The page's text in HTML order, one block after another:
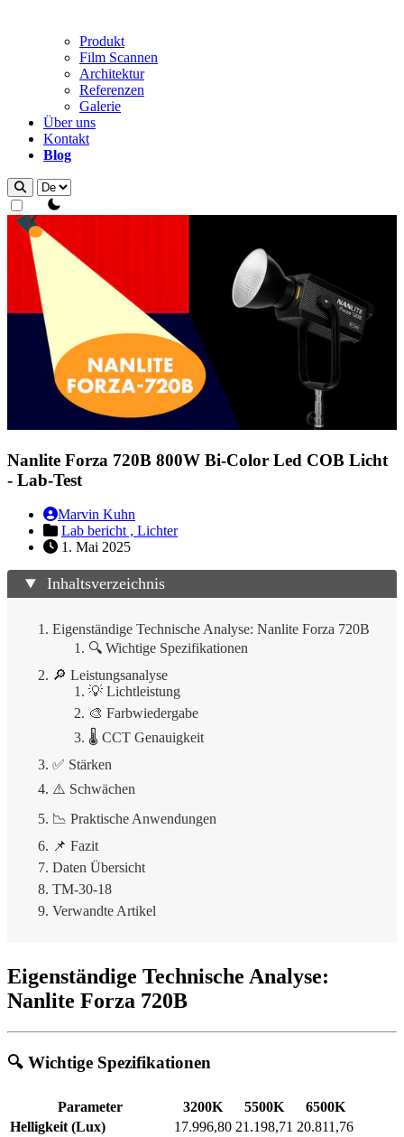
Produkt
Film Scannen
Architektur
Referenzen
Galerie
Über uns
Kontakt
Blog
theme switcher
Nanlite Forza 720B 800W Bi-Color Led COB Licht
- Lab-Test
Marvin Kuhn
Lab bericht , Lichter
1. Mai 2025
Inhaltsverzeichnis
Eigenständige Technische Analyse: Nanlite Forza 720B
🔍 Wichtige Spezifikationen
🔎 Leistungsanalyse
💡 Lichtleistung
🎨 Farbwiedergabe
🌡️ CCT Genauigkeit
✅ Stärken
⚠️ Schwächen
📉 Praktische Anwendungen
📌 Fazit
Daten Übersicht
TM-30-18
Verwandte Artikel
Eigenständige Technische Analyse:
Nanlite Forza 720B
🔍 Wichtige Spezifikationen
Parameter 3200K 5500K
6500K
Helligkeit (Lux)
17.996,80 21.198,71 20.811,76